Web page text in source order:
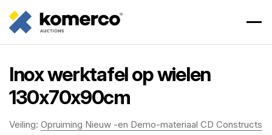
Inox werktafel op wielen
130x70x90cm
Veiling: Opruiming Nieuw -en Demo-materiaal CD Constructs